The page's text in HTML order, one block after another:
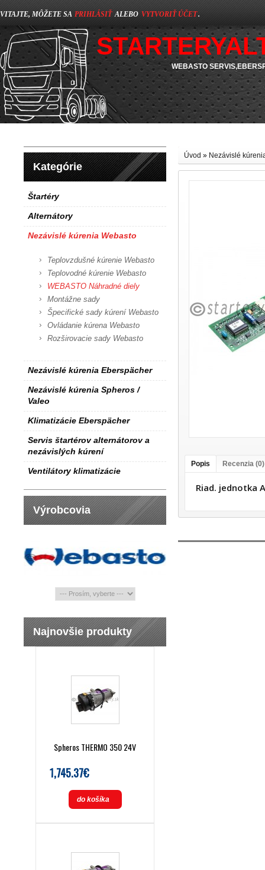
VITAJTE, MÔŽETE SA PRIHLÁSIŤ ALEBO VYTVORIŤ ÚČET.
WEBASTO
Kategórie
Štartéry
Alternátory
Nezávislé kúrenia Webasto
Teplovzdušné kúrenie Webasto
Teplovodné kúrenie Webasto
WEBASTO Náhradné diely
Montážne sady
Špecifické sady kúrení Webasto
Ovládanie kúrena Webasto
Rozširovacie sady Webasto
Nezávislé kúrenia Eberspächer
Nezávislé kúrenia Spheros /
Valeo
Klimatizácie Eberspächer
Servis štartérov alternátorov a
nezávislých kúrení
Ventilátory klimatizácie
Výrobcovia
Najnovšie produkty
Spheros THERMO 350 24V
1,745.37€
do košíka
Úvod » Nezávislé
Popis Recenzia (0)
Riad. jednotka